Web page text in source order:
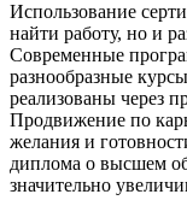
Использование
найти работу, но и
Современные
разнообразные
реализованы через
Продвижение по
желания и
диплома о высшем
значительно